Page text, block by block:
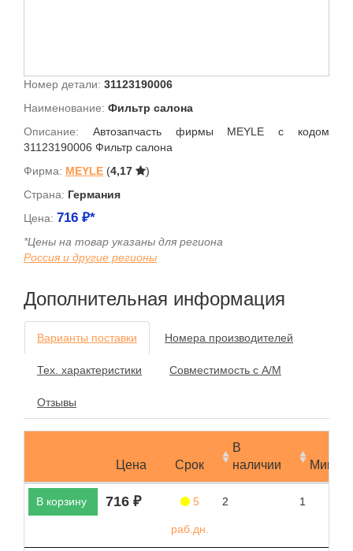
Номер детали: 31123190006
Наименование: Фильтр салона
Описание: Автозапчасть фирмы MEYLE с кодом
31123190006 Фильтр салона
Фирма: MEYLE (4,17
)
Страна: Германия
Цена: 716 ₽*
*Цены на товар указаны для региона
Россия и другие регионы
Дополнительная информация
Варианты поставки Номера производителей
Тех. характеристики Совместимость с А/М
Отзывы
Цена Срок
В
наличии
В корзину 716 ₽ 5
раб.дн.
2 1